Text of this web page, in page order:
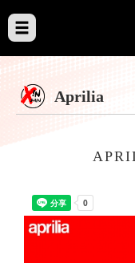
Aprilia